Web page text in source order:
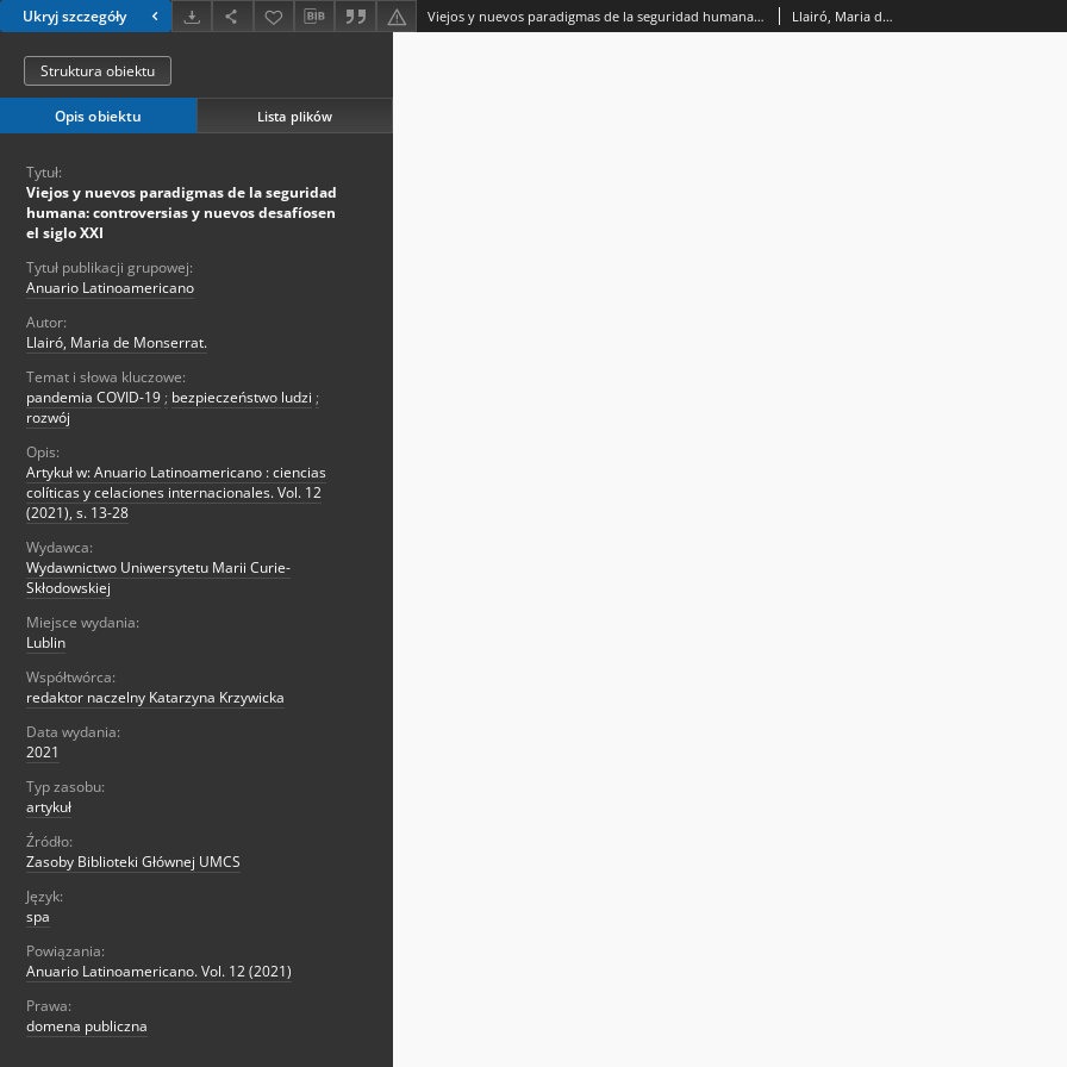
Ukryj szczegóły Viejos y nuevos paradigmas de la seguridad humana: controversias y nuevos desafíosen el siglo XXI Llairó, Maria de Monserrat.
Struktura obiektu
Opis obiektu Lista plików
Tytuł:
Viejos y nuevos paradigmas de la seguridad
humana: controversias y nuevos desafíosen
el siglo XXI
Tytuł publikacji grupowej:
Anuario Latinoamericano
Autor:
Llairó, Maria de Monserrat.
Temat i słowa kluczowe:
pandemia COVID-19 ; bezpieczeństwo ludzi ;
rozwój
Opis:
Artykuł w: Anuario Latinoamericano : ciencias
colíticas y celaciones internacionales. Vol. 12
(2021), s. 13-28
Wydawca:
Wydawnictwo Uniwersytetu Marii Curie-
Skłodowskiej
Miejsce wydania:
Lublin
Współtwórca:
redaktor naczelny Katarzyna Krzywicka
Data wydania:
2021
Typ zasobu:
artykuł
Źródło:
Zasoby Biblioteki Głównej UMCS
Język:
spa
Powiązania:
Anuario Latinoamericano. Vol. 12 (2021)
Prawa:
domena publiczna